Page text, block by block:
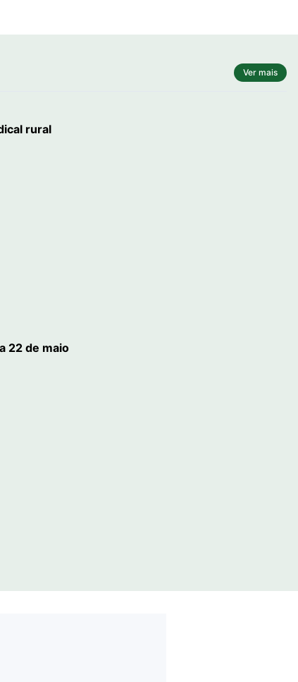
Ver mais
rural
22 de maio